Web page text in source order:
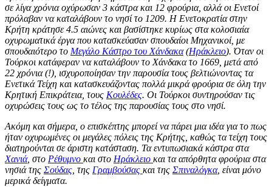
σε λίγα χρόνια οχύρωσαν 3 κάστρα και 12 φρούρια, αλλά οι Ενετοί
πρόλαβαν να καταλάβουν το νησί το 1209. Η Ενετοκρατία στην
Κρήτη κράτησε 4.5 αιώνες και βασίστηκε κυρίως στα κολοσιαία
οχυρωματικά έργα που κατασκεύασαν σπουδαίοι Μηχανικοί, με
σπουδαιότερο το Μεγάλο Κάστρο του Χάνδακα(Ηράκλειο). Όταν οι
Τούρκοι κατάφεραν να καταλάβουν το Χάνδακα το 1669, μετά από
22 χρόνια (!), ισχυροποίησαν την παρουσία τους βελτιώνοντας τα
Ενετικά Τείχη και κατασκευάζοντας πολλά μικρά φρούρια σε όλη την
Κρητική Επικράτεια, τους Κουλέδες. Οι Τούρκοι συντηρούσαν τις
οχυρώσεις τους ως το τέλος της παρουσίας τους στο νησί.
Ακόμη και σήμερα, ο επισκέπτης μπορεί να πάρει μια ιδέα για το πως
ήταν οχυρωμένες οι μεγάλες πόλεις της Κρήτης, καθώς τα τείχη τους
διατηρούνται σε άριστη κατάσταση. Τα εντυπωσιακά κάστρα στα
Χανιά, στο Ρέθυμνο και στο Ηράκλειο και τα απόρθητα φρούρια στα
νησιά της Σούδας , της Γραμβούσας και της Σπιναλόγκα, είναι μόνο
μερικά δείγματα.